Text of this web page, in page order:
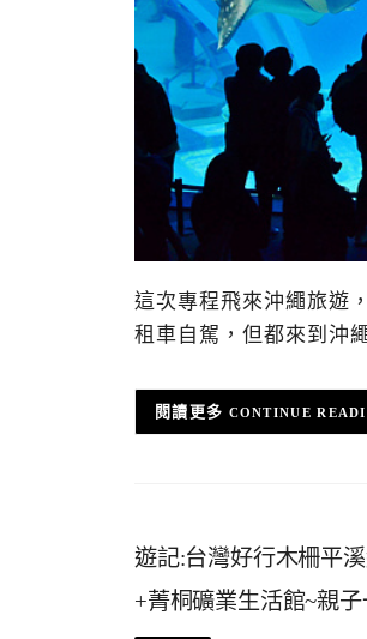
這次專程飛來沖繩旅遊
租車自駕，但都來到沖
CONTINUE
遊記:台灣好行木柵平
+菁桐礦業生活館~親